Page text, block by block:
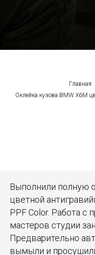
Главная
Оклейка кузова BMW X6M
Выполнили полную
цветной
PPF Color. Работа с
мастеров студии
Предварительно
вымыли и